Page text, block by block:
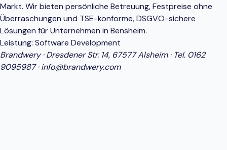
Markt. Wir bieten persönliche Betreuung, Festpreise ohne
Überraschungen und TSE-konforme, DSGVO-sichere
Lösungen für Unternehmen in Bensheim.
Leistung: Software Development
Brandwery · Dresdener Str. 14, 67577 Alsheim · Tel. 0162
9095987·info@brandwery.com